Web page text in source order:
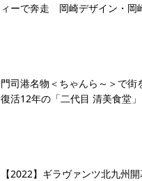
ィーで奔走 岡崎デザイン・岡
門司港名物＜ちゃんら～＞で街
復活12年の「二代目 清美食堂
【2022】ギラヴァンツ北九州